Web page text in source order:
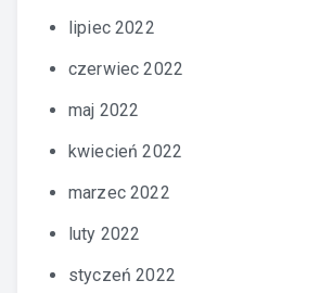
lipiec 2022
czerwiec 2022
maj 2022
kwiecień 2022
marzec 2022
luty 2022
styczeń 2022